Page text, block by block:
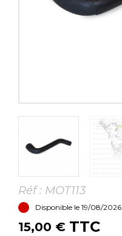
Réf : MOT113
Disponible le 19/08/2026
15,00 € TTC